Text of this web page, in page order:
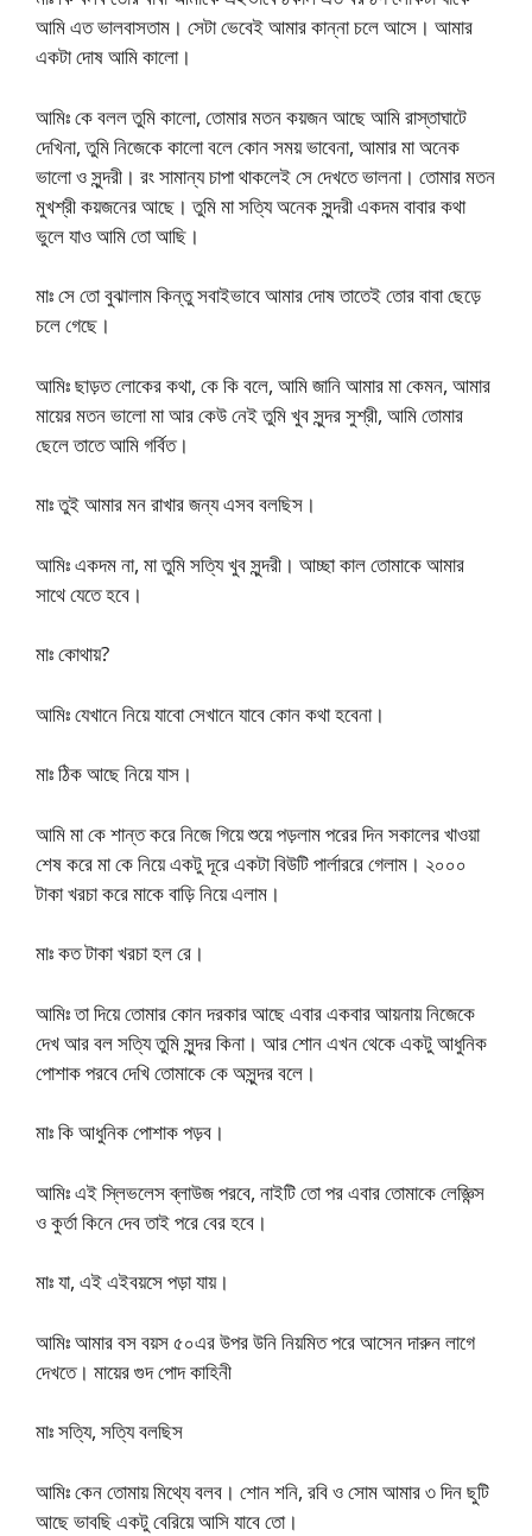
আমি এত ভালবাসতাম। সেটা ভেবেই আমার কান্না চলে আসে। আমার
একটা দোষ আমি কালো।
আমিঃ কে বলল তুমি কালো, তোমার মতন কয়জন আছে আমি রাস্তাঘাটে
দেখিনা, তুমি নিজেকে কালো বলে কোন সময় ভাবেনা, আমার মা অনেক
ভালো ও সুন্দরী। রং সামান্য চাপা থাকলেই সে দেখতে ভালনা। তোমার মতন
মুখশ্রী কয়জনের আছে। তুমি মা সত্যি অনেক সুন্দরী একদম বাবার কথা
ভুলে যাও আমি তো আছি।
মাঃ সে তো বুঝালাম কিন্তু সবাইভাবে আমার দোষ তাতেই তোর বাবা ছেড়ে
চলে গেছে।
আমিঃ ছাড়ত লোকের কথা, কে কি বলে, আমি জানি আমার মা কেমন, আমার
মায়ের মতন ভালো মা আর কেউ নেই তুমি খুব সুন্দর সুশ্রী, আমি তোমার
ছেলে তাতে আমি গর্বিত।
মাঃ তুই আমার মন রাখার জন্য এসব বলছিস।
আমিঃ একদম না, মা তুমি সত্যি খুব সুন্দরী। আচ্ছা কাল তোমাকে আমার
সাথে যেতে হবে।
মাঃ কোথায়?
আমিঃ যেখানে নিয়ে যাবো সেখানে যাবে কোন কথা হবেনা।
মাঃ ঠিক আছে নিয়ে যাস।
আমি মা কে শান্ত করে নিজে গিয়ে শুয়ে পড়লাম পরের দিন সকালের খাওয়া
শেষ করে মা কে নিয়ে একটু দূরে একটা বিউটি পার্লাররে গেলাম। ২০০০
টাকা খরচা করে মাকে বাড়ি নিয়ে এলাম।
মাঃ কত টাকা খরচা হল রে।
আমিঃ তা দিয়ে তোমার কোন দরকার আছে এবার একবার আয়নায় নিজেকে
দেখ আর বল সত্যি তুমি সুন্দর কিনা। আর শোন এখন থেকে একটু আধুনিক
পোশাক পরবে দেখি তোমাকে কে অসুন্দর বলে।
মাঃ কি আধুনিক পোশাক পড়ব।
আমিঃ এই স্লিভলেস ব্লাউজ পরবে, নাইটি তো পর এবার তোমাকে লেজ্ঞিন্স
ও কুর্তা কিনে দেব তাই পরে বের হবে।
মাঃ যা, এই এইবয়সে পড়া যায়।
আমিঃ আমার বস বয়স ৫০এর উপর উনি নিয়মিত পরে আসেন দারুন লাগে
দেখতে। মায়ের গুদ পোদ কাহিনী
মাঃ স‌ত্যি, সত্যি বলছিস
আমিঃ কেন তোমায় মিথ্যে বলব। শোন শনি, রবি ও সোম আমার ৩ দিন ছুটি
আছে ভাবছি একটু বেরিয়ে আসি যাবে তো।